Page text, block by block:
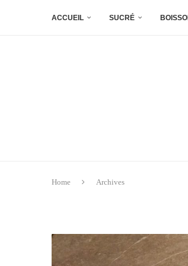
ACCUEIL SUCRÉ
Home Archives